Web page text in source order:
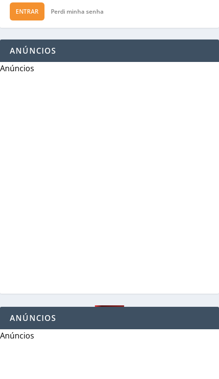
ENTRAR Perdi minha senha
ANÚNCIOS
Anúncios
ANÚNCIOS
Anúncios